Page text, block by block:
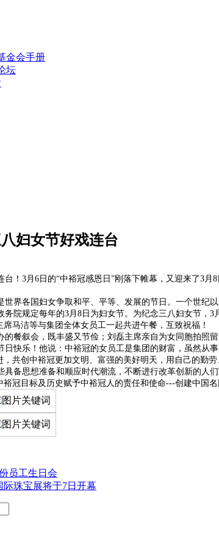
金会手册
坛
妇女节好戏连台
台！ 3 月 6 日的“中裕冠感恩日”刚落下帷幕，又迎来了3 月 8
世界各国妇女争取和平、平等、发展的节日。一个世纪
务院规定每年的3 月 8 日为妇女节。为纪念三八妇女节， 3
马洁等与集团全体女员工一起共进午餐，互致祝福！
餐叙会，既丰盛又节俭；刘磊主席亲自为女同胞拍照留
快乐！他说：中裕冠的女员工是集团的财富，虽然从
共创中裕冠更加文明、富强的美好明天，用自己的勤
备思想准备和顺应时代潮流，不断进行改革创新的人
冠目标及历史赋予中裕冠人的责任和使命---创建中国
员工生日会
际珠宝展将于7日开幕